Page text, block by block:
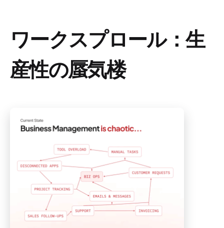
ワークスプロール：生
産性の蜃気楼